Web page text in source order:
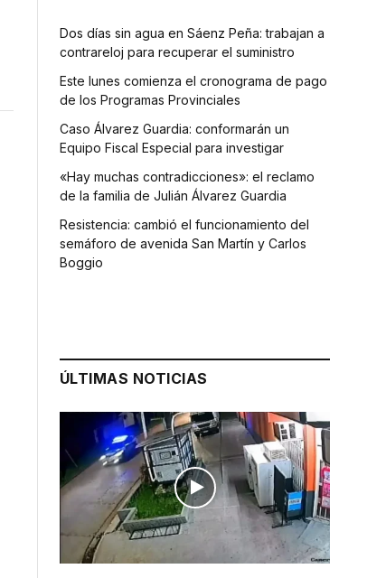
Dos días sin agua en Sáenz Peña: trabajan a
contrareloj para recuperar el suministro
Este lunes comienza el cronograma de pago
de los Programas Provinciales
Caso Álvarez Guardia: conformarán un
Equipo Fiscal Especial para investigar
«Hay muchas contradicciones»: el reclamo
de la familia de Julián Álvarez Guardia
Resistencia: cambió el funcionamiento del
semáforo de avenida San Martín y Carlos
Boggio
ÚLTIMAS NOTICIAS